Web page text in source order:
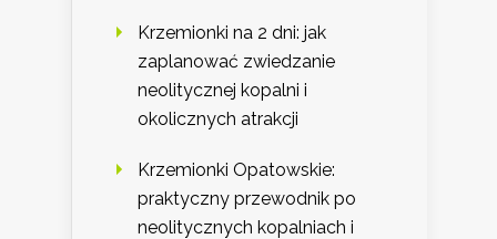
Krzemionki na 2 dni: jak
zaplanować zwiedzanie
neolitycznej kopalni i
okolicznych atrakcji
Krzemionki Opatowskie:
praktyczny przewodnik po
neolitycznych kopalniach i